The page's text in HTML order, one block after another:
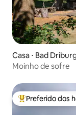
Casa ⋅ Bad
Moinho de sofre
Entre os
Preferido dos